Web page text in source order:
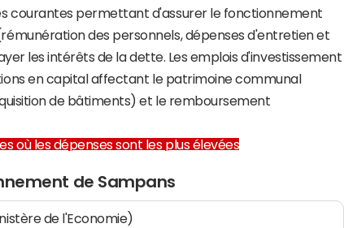
courantes permettant d'assurer le fonctionnement
des personnels, dépenses d'entretien et
les intérêts de la dette. Les emplois d'investissement
en capital affectant le patrimoine communal
de bâtiments) et le remboursement
où les dépenses sont les plus élevées
de Sampans
de l'Economie)